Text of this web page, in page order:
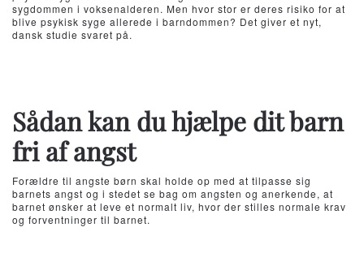
sygdommen i voksenalderen. Men hvor stor er deres risiko for at
blive psykisk syge allerede i barndommen? Det giver et nyt,
dansk studie svaret på.
Sådan kan du hjælpe dit barn
fri af angst
Forældre til angste børn skal holde op med at tilpasse sig
barnets angst og i stedet se bag om angsten og anerkende, at
barnet ønsker at leve et normalt liv, hvor der stilles normale krav
og forventninger til barnet.